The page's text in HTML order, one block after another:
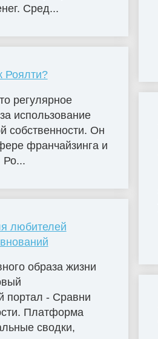
Сред...
Роялти?
регулярное
использование
собственности. Он
франчайзинга и
Ро...
любителей
образа жизни
портал - Сравни
Платформа
сводки,